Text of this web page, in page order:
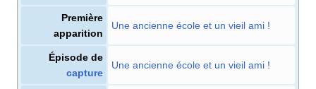
Première
apparition
Une ancienne école et un vieil ami !
Épisode de
capture
Une ancienne école et un vieil ami !